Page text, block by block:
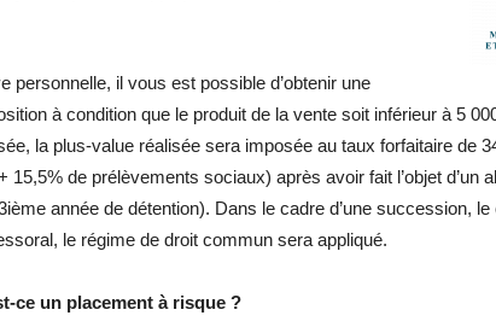
personnelle, il vous est possible d’obtenir une
à condition que le produit de la vente soit inférieur à 5
la plus-value réalisée sera imposée au taux forfaitaire de
15,5% de prélèvements sociaux) après avoir fait l’objet d’un
année de détention). Dans le cadre d’une succession,
le régime de droit commun sera appliqué.
ce un placement à risque ?